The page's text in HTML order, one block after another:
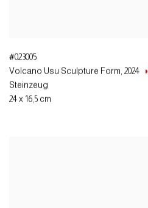
#023005
Volcano Usu Sculpture Form, 2024
Steinzeug
24 x 16,5 cm